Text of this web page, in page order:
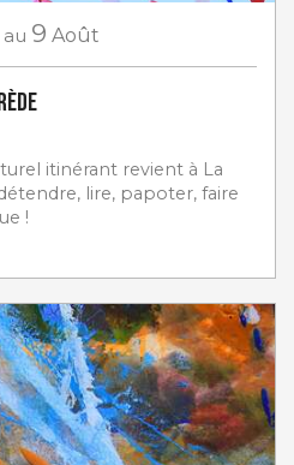
au 9 Août
itinérant revient à La
lire, papoter, faire
!